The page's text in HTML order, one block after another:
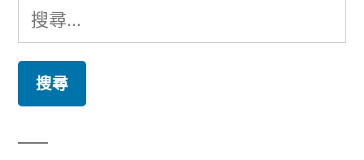
搜
尋
鍵
字: